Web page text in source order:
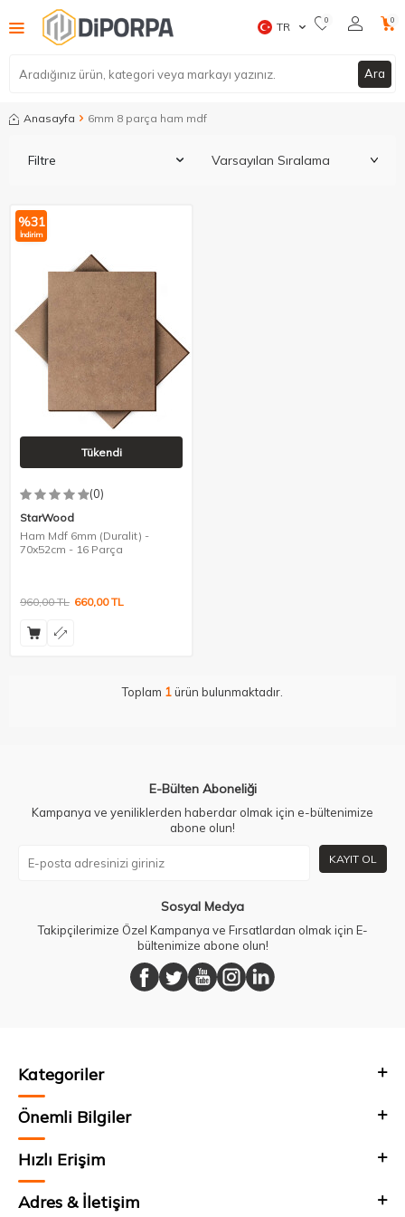
Ara
TR 0 0
Anasayfa 6mm 8 parça ham mdf
Filtre
%31
İndirim
Tükendi
(0)
StarWood
Ham Mdf 6mm (Duralit) -
70x52cm - 16 Parça
960,00TL 660,00TL
Toplam 1ürün bulunmaktadır.
E-Bülten Aboneliği
Kampanya ve yeniliklerden haberdar olmak için e-bültenimize
abone olun!
KAYIT OL
Sosyal Medya
Takipçilerimize Özel Kampanya ve Fırsatlardan olmak için E-
bültenimize abone olun!
Kategoriler
Önemli Bilgiler
Hızlı Erişim
Adres & İletişim